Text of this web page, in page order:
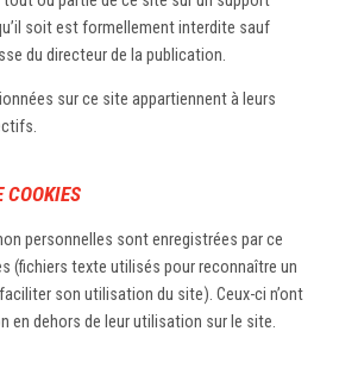
soit est formellement interdite sauf
du directeur de la publication.
sur ce site appartiennent à leurs
COOKIES
personnelles sont enregistrées par ce
(fichiers texte utilisés pour reconnaître un
son utilisation du site). Ceux-ci n’ont
en dehors de leur utilisation sur le site.